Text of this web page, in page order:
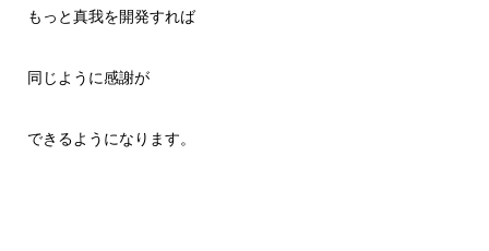
もっと真我を開発すれば
同じように感謝が
できるようになります。